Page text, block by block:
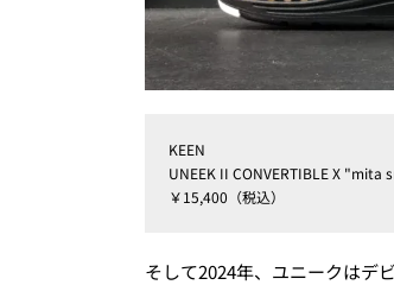
KEEN
UNEEK II CONVERTIBLE X "mita
￥15,400（税込）
そして2024年、ユニークはデ